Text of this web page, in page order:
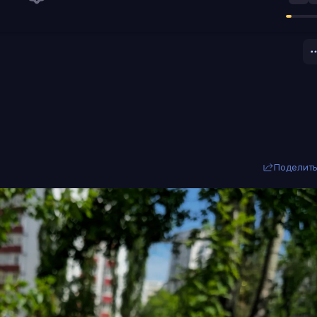
у меня не такие шикарные крупные планы как у тебя, но мне
с собой был:)